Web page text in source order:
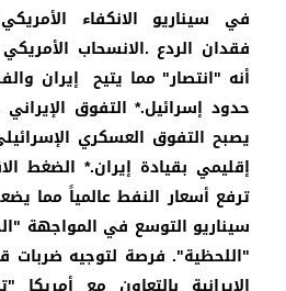
في سيناريو الانكفاء
فقدان الردع .الانسحاب
أنه "انتصار" مما يتيح إيران
حدود إسرائيل.* التفوق
يصبح التفوق العسكري
إقليمي بقيادة إيران.* الضغط
ترفع أسعار النفط عالمياً مما
سيناريو التوسع في المواجهة
"اللحظية". فرصة لتوجيه ضربات